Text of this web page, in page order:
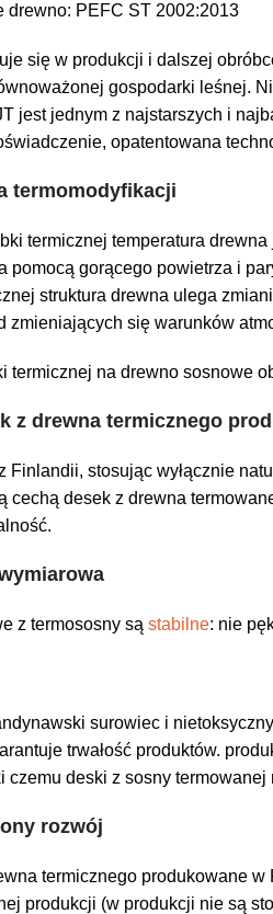
drewno: PEFC ST 2002:2013
się w produkcji i dalszej
gospodarki leśnej.
jest jednym z najstarszych i
opatentowana
termomodyfikacji
termicznej temperatura
pomocą gorącego powietrza i
struktura drewna ulega
zmieniających się warunków
termicznej na drewno sosnowe
z drewna termicznego
Finlandii, stosując wyłącznie
cechą desek z drewna
z termososny są stabilne: nie
surowiec i nietoksyczny
trwałość produktów.
czemu deski z sosny
rozwój
termicznego produkowane
produkcji (w produkcji nie są